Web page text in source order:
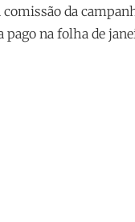
da
na folha de